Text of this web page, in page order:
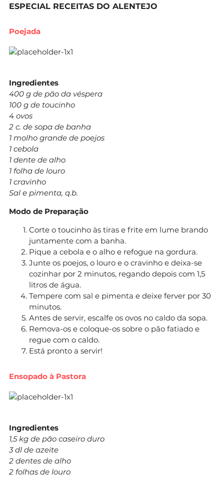
ESPECIAL RECEITAS DO ALENTEJO
Poejada
Ingredientes
400 g de pão da véspera
100 g de toucinho
4 ovos
2 c. de sopa de banha
1 molho grande de poejos
1 cebola
1 dente de alho
1 folha de louro
1 cravinho
Sal e pimenta, q.b.
Modo de Preparação
Corte o toucinho às tiras e frite em lume brando
juntamente com a banha.
Pique a cebola e o alho e refogue na gordura.
Junte os poejos, o louro e o cravinho e deixa-se
cozinhar por 2 minutos, regando depois com 1,5
litros de água.
Tempere com sal e pimenta e deixe ferver por 30
minutos.
Antes de servir, escalfe os ovos no caldo da sopa.
Remova-os e coloque-os sobre o pão fatiado e
regue com o caldo.
Está pronto a servir!
Ensopado à Pastora
Ingredientes
1,5 kg de pão caseiro duro
3 dl de azeite
2 dentes de alho
2 folhas de louro